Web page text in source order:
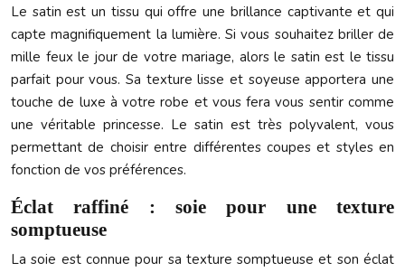
Le satin est un tissu qui offre une brillance captivante et qui
capte magnifiquement la lumière. Si vous souhaitez briller de
mille feux le jour de votre mariage, alors le satin est le tissu
parfait pour vous. Sa texture lisse et soyeuse apportera une
touche de luxe à votre robe et vous fera vous sentir comme
une véritable princesse. Le satin est très polyvalent, vous
permettant de choisir entre différentes coupes et styles en
fonction de vos préférences.
Éclat raffiné : soie pour une texture
somptueuse
La soie est connue pour sa texture somptueuse et son éclat